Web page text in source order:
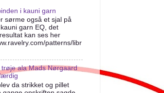
i kauni garn
sørme også et sjal på
garn EQ, det
kan ses her
patterns/libr
trøje ala Mads Nørgaard
da strikket og pillet